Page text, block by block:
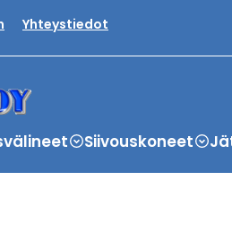
Yhteystiedot
Siivouskoneet